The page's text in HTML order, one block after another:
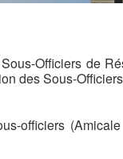
Officiers de
des Sous-
officiers